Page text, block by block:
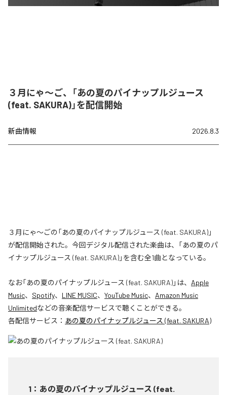
３月にゃ〜ご、「あの夏のパイナップルジュース
(feat. SAKURA)」を配信開始
新曲情報 2026.8.3
３月にゃ〜ごの「あの夏のパイナップルジュース (feat. SAKURA)」
が配信開始された。今回デジタル配信された楽曲は、「あの夏のパ
イナップルジュース (feat. SAKURA)」を含む全1曲となっている。
なお「あの夏のパイナップルジュース (feat. SAKURA)」は、 Apple
Music、 Spotify、 LINE MUSIC、 YouTube Music、 Amazon Music
Unlimitedなどの音楽配信サービスで聴くことができる。
各配信サービス： あの夏のパイナップルジュース (feat. SAKURA)
1 ： あの夏のパイナップルジュース (feat.